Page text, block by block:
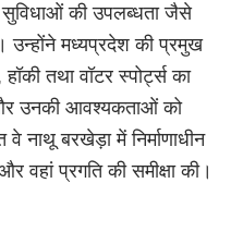
सुविधाओं की उपलब्धता जैसे
उन्होंने मध्यप्रदेश की प्रमुख
तथा वॉटर स्पोर्ट्स का
और उनकी आवश्यकताओं को
नाथू बरखेड़ा में निर्माणाधीन
वहां प्रगति की समीक्षा की।